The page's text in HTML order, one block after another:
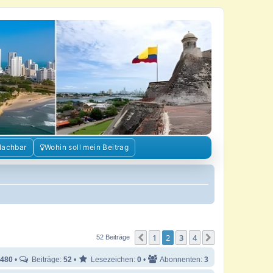
Wohin soll mein Beitrag
52 Beiträge Vorherige
1 2 3 4
• Beiträge: 52 • Lesezeichen: 0 • Abonnenten: 3